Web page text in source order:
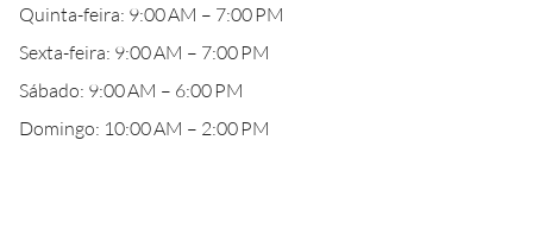
Quinta-feira: 9:00 AM – 7:00 PM
Sexta-feira: 9:00 AM – 7:00 PM
Sábado: 9:00 AM – 6:00 PM
Domingo: 10:00 AM – 2:00 PM